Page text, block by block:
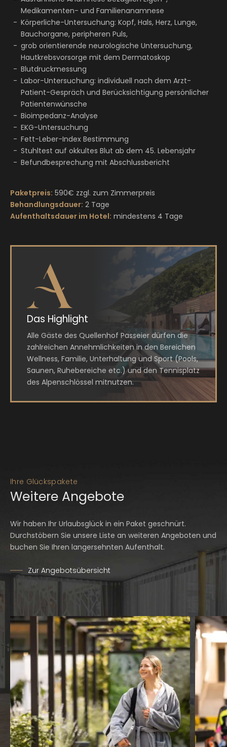
Medikamenten- und Familienanamnese
Körperliche-Untersuchung: Kopf, Hals, Herz, Lunge,
Bauchorgane, peripheren Puls,
grob orientierende neurologische Untersuchung,
Hautkrebsvorsorge mit dem Dermatoskop
Blutdruckmessung
Labor-Untersuchung: individuell nach dem Arzt-
Patient-Gespräch und Berücksichtigung persönlicher
Patientenwünsche
Bioimpedanz-Analyse
EKG-Untersuchung
Fett-Leber-Index Bestimmung
Stuhltest auf okkultes Blut ab dem 45. Lebensjahr
Befundbesprechung mit Abschlussbericht
Paketpreis: 590€ zzgl. zum Zimmerpreis
Behandlungsdauer: 2 Tage
Aufenthaltsdauer im Hotel: mindestens 4 Tage
Das Highlight
Alle Gäste des Quellenhof Passeier dürfen die
zahlreichen Annehmlichkeiten in den Bereichen
Wellness, Familie, Unterhaltung und Sport (Pools,
Saunen, Ruhebereiche etc.) und den Tennisplatz
des Alpenschlössel mitnutzen.
Weitere Angebote
Ihre Glückspakete
Wir haben Ihr Urlaubsglück in ein Paket geschnürt.
Durchstöbern Sie unsere Liste an weiteren Angeboten und
buchen Sie Ihren langersehnten Aufenthalt.
Zur Angebotsübersicht